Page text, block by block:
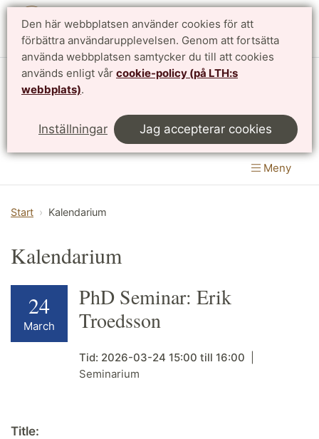
Den här webbplatsen använder cookies för att
förbättra användarupplevelsen. Genom att fortsätta
använda webbplatsen samtycker du till att cookies
används enligt vår cookie-policy (på LTH:s
webbplats).
Inställningar Jag accepterar cookies
Matematikcentrum
LTH, Lunds Tekniska Högskola&
Naturvetenskapliga fakulteten
Meny
Start Kalendarium
Kalendarium
24
March
PhD Seminar: Erik
Troedsson
Tid: 2026-03-24 15:00 till 16:00
Seminarium
Title: